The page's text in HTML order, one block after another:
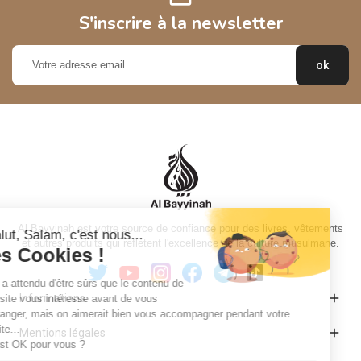
S'inscrire à la newsletter
Al Bayyinah est votre source de confiance pour des livres, vêtements
et autres produits qui reflètent l'excellence de la culture musulmane.
Informations 
Mentions légales 